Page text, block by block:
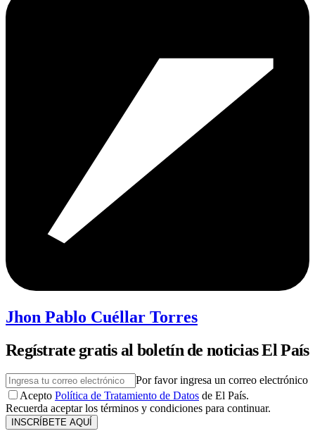
Jhon Pablo Cuéllar Torres
Regístrate gratis al boletín de noticias El País
Por favor ingresa un correo electrónico
Acepto Política de Tratamiento de Datos de El País.
Recuerda aceptar los términos y condiciones para continuar.
INSCRÍBETE AQUÍ